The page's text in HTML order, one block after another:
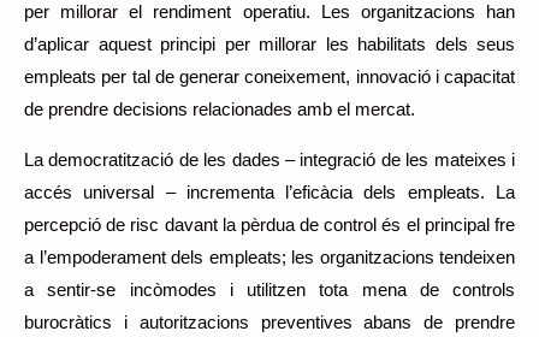
per millorar el rendiment operatiu. Les organitzacions han
d’aplicar aquest principi per millorar les habilitats dels seus
empleats per tal de generar coneixement, innovació i capacitat
de prendre decisions relacionades amb el mercat.
La democratització de les dades – integració de les mateixes i
accés universal – incrementa l’eficàcia dels empleats. La
percepció de risc davant la pèrdua de control és el principal fre
a l’empoderament dels empleats; les organitzacions tendeixen
a sentir-se incòmodes i utilitzen tota mena de controls
burocràtics i autoritzacions preventives abans de prendre